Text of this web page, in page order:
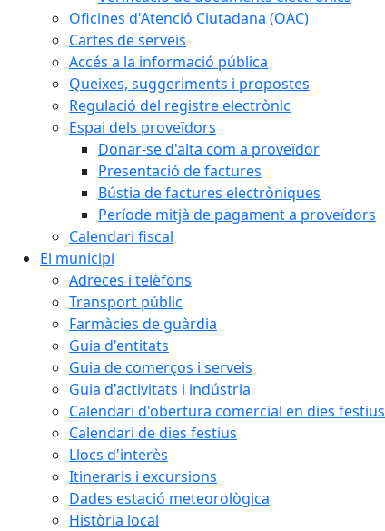
Oficines d'Atenció Ciutadana (OAC)
Cartes de serveis
Accés a la informació pública
Queixes, suggeriments i propostes
Regulació del registre electrònic
Espai dels proveïdors
Donar-se d'alta com a proveïdor
Presentació de factures
Bústia de factures electròniques
Període mitjà de pagament a proveïdors
Calendari fiscal
El municipi
Adreces i telèfons
Transport públic
Farmàcies de guàrdia
Guia d'entitats
Guia de comerços i serveis
Guia d'activitats i indústria
Calendari d'obertura comercial en dies festius
Calendari de dies festius
Llocs d'interès
Itineraris i excursions
Dades estació meteorològica
Història local